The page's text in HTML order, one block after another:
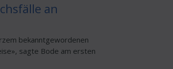
an
bekanntgewordenen
sagte Bode am ersten